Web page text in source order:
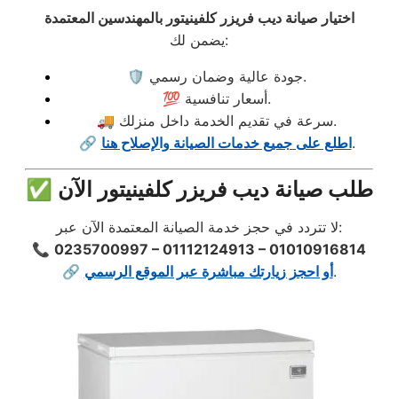
اختيار صيانة ديب فريزر كلفينيتور بالمهندسين المعتمدة
يضمن لك:
🛡️ جودة عالية وضمان رسمي.
💯 أسعار تنافسية.
🚚 سرعة في تقديم الخدمة داخل منزلك.
🔗 اطلع على جميع خدمات الصيانة والإصلاح هنا.
✅ طلب صيانة ديب فريزر كلفينيتور الآن
لا تتردد في حجز خدمة الصيانة المعتمدة الآن عبر:
📞 0235700997 – 01112124913 – 01010916814
🔗 أو احجز زيارتك مباشرة عبر الموقع الرسمي.